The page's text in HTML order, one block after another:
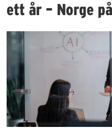
ett år – Norge